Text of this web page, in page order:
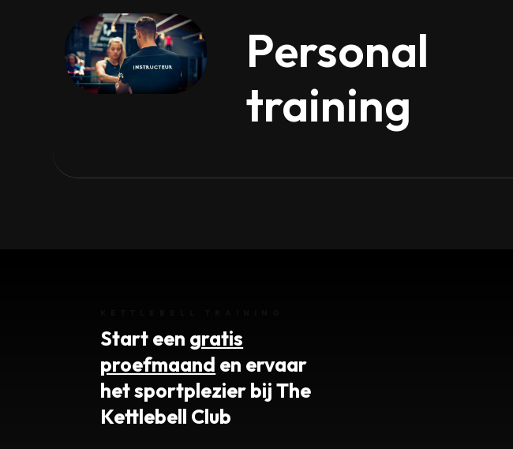
Personal
training
Start een gratis
proefmaand en ervaar
het sportplezier bij The
Kettlebell Club